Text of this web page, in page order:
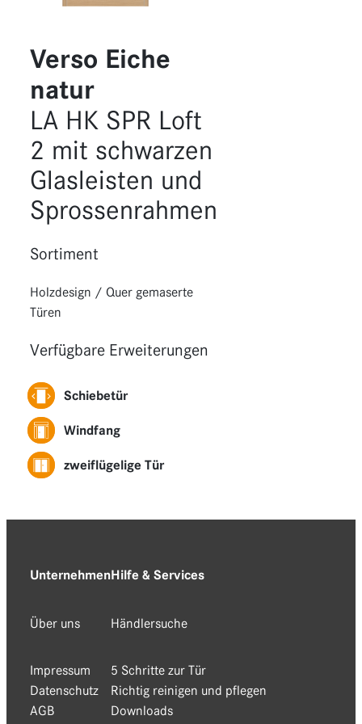
Funktionen
Verso Eiche
natur
LA HK SPR Loft
2 mit schwarzen
Glasleisten und
Sprossenrahmen
Sortiment
Holzdesign / Quer gemaserte
Türen
Verfügbare Erweiterungen
Schiebetür
Windfang
zweiflügelige Tür
Unternehmen
Über uns
Impressum
Datenschutz
AGB
Hilfe & Services
Händlersuche
5 Schritte zur Tür
Richtig reinigen und pflegen
Downloads